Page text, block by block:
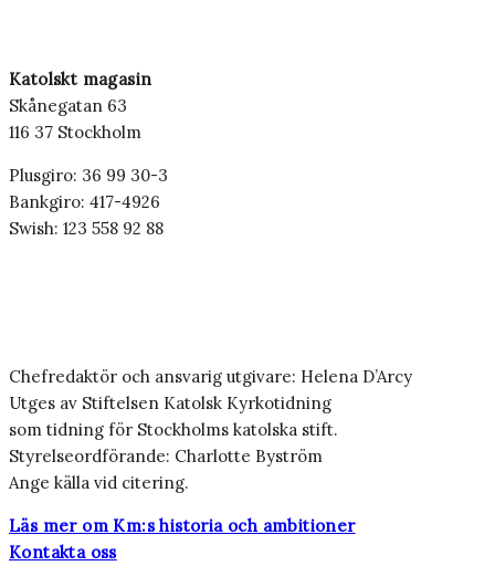
Katolskt magasin
Skånegatan 63
116 37 Stockholm
Plusgiro: 36 99 30-3
Bankgiro: 417-4926
Swish: 123 558 92 88
Chefredaktör och ansvarig utgivare: Helena D’Arcy
Utges av Stiftelsen Katolsk Kyrkotidning
som tidning för Stockholms katolska stift.
Styrelseordförande: Charlotte Byström
Ange källa vid citering.
Läs mer om Km:s historia och ambitioner
Kontakta oss